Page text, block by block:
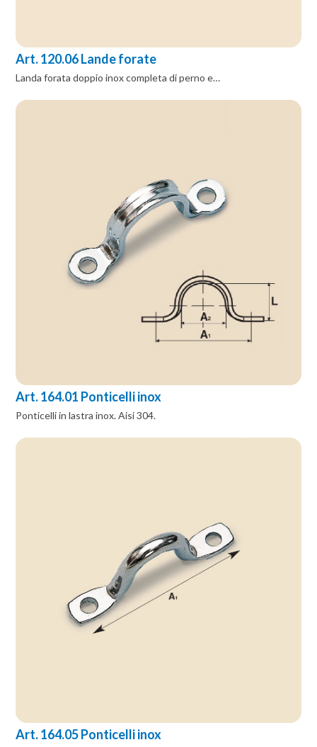
Art. 120.06 Lande forate
Landa forata doppio inox completa di perno e…
Art. 164.01 Ponticelli inox
Ponticelli in lastra inox. Aisi 304.
Art. 164.05 Ponticelli inox